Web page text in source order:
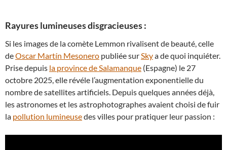
Rayures lumineuses disgracieuses :
Si les images de la comète Lemmon rivalisent de beauté, celle
deOscar Martín Mesonero publiée surSkya de quoi inquiéter.
Prise depuis la province de Salamanque (Espagne) le 27
octobre 2025, elle révéle l’augmentation exponentielle du
nombre de satellites artificiels. Depuis quelques années déjà,
les astronomes et les astrophotographes avaient choisi de fuir
la pollution lumineusedes villes pour pratiquer leur passion :